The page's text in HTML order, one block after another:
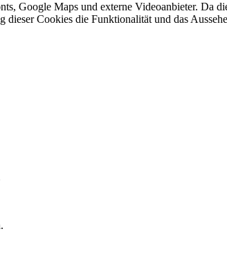
Google Maps und externe Videoanbieter. Da
Cookies die Funktionalität und das